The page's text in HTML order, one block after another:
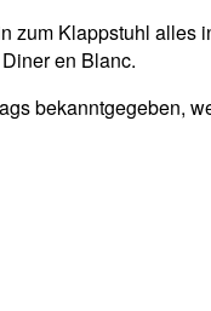
zum Klappstuhl alles
en Blanc.
bekanntgegeben,